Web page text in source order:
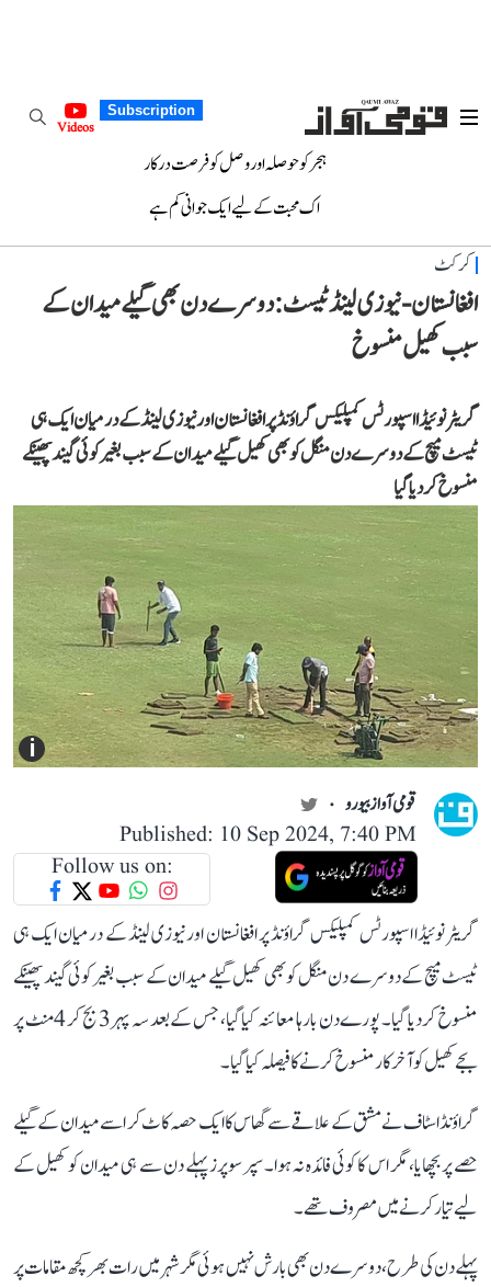
Subscription
Videos
ہجر کو حوصلہ اور وصل کو فرصت درکار
اک محبت کے لیے ایک جوانی کم ہے
کرکٹ
افغانستان-نیوزی لینڈ ٹیسٹ: دوسرے دن بھی گیلے میدان کے
سبب کھیل منسوخ
گریٹر نوئیڈا اسپورٹس کمپلیکس گراؤنڈ پر افغانستان اور نیوزی لینڈ کے درمیان ایک ہی
ٹیسٹ میچ کے دوسرے دن منگل کو بھی کھیل گیلے میدان کے سبب بغیر کوئی گیند پھینکے
منسوخ کر دیا گیا
i
قومی آواز بیورو
Published: 10 Sep 2024, 7:40 PM
Follow us on:
گریٹر نوئیڈا اسپورٹس کمپلیکس گراؤنڈ پر افغانستان اور نیوزی لینڈ کے درمیان ایک ہی
ٹیسٹ میچ کے دوسرے دن منگل کو بھی کھیل گیلے میدان کے سبب بغیر کوئی گیند پھینکے
منسوخ کر دیا گیا۔ پورے دن بارہا معائنہ کیا گیا، جس کے بعد سہ پہر 3 بج کر 4 منٹ پر
بجے کھیل کو آخرکار منسوخ کرنے کا فیصلہ کیا گیا۔
گراؤنڈ اسٹاف نے مشق کے علاقے سے گھاس کا ایک حصہ کاٹ کر اسے میدان کے گیلے
حصے پر بچھایا، مگر اس کا کوئی فائدہ نہ ہوا۔ سپر سوپرز پہلے دن سے ہی میدان کو کھیل کے
لیے تیار کرنے میں مصروف تھے۔
پہلے دن کی طرح، دوسرے دن بھی بارش نہیں ہوئی مگر شہر میں رات بھر کچھ مقامات پر